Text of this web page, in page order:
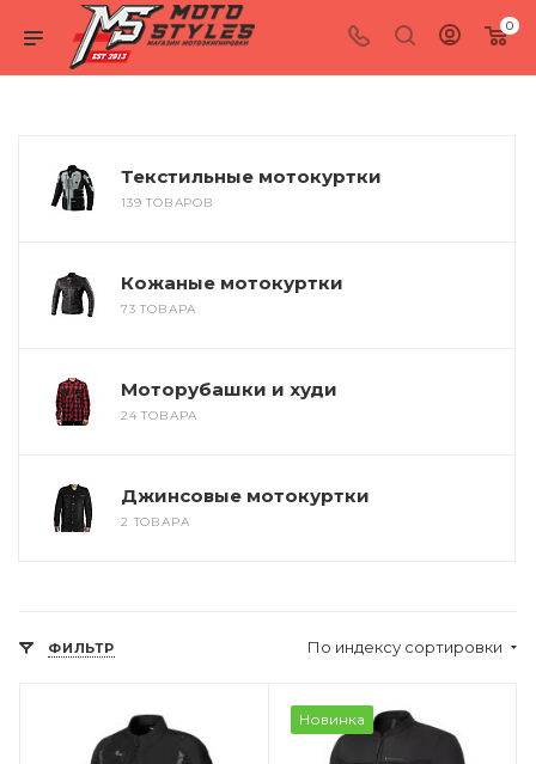
0
Текстильные мотокуртки
139 ТОВАРОВ
Кожаные мотокуртки
73 ТОВАРА
Моторубашки и худи
24 ТОВАРА
Джинсовые мотокуртки
2 ТОВАРА
ФИЛЬТР По индексу сортировки
Новинка